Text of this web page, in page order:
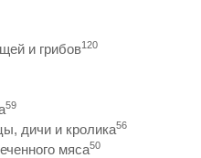
и грибов120
59
дичи и кролика56
мяса50